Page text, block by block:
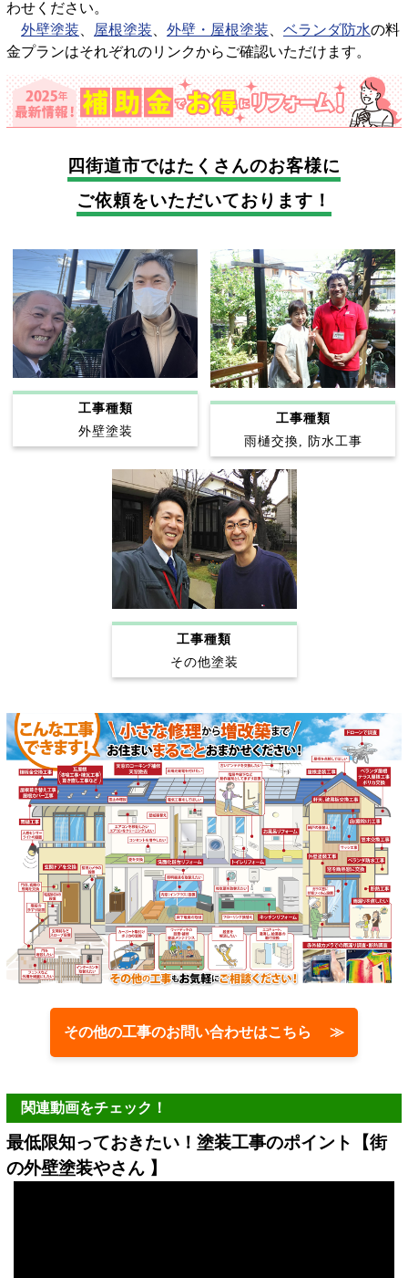
わせください。
外壁塗装
屋根塗装 外壁・屋根塗装 ベランダ防水の料
金プランはそれぞれのリンクからご確認いただけます。
四街道市ではたくさんのお客様に
ご依頼をいただいております！
工事種類
外壁塗装
工事種類
雨樋交換, 防水工事
工事種類
その他塗装
その他の工事のお問い合わせはこちら ≫
関連動画をチェック！
最低限知っておきたい！塗装工事のポイント【街
の外壁塗装やさん 】